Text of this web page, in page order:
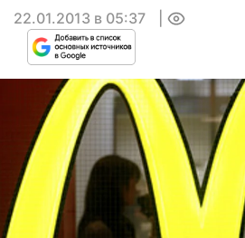
22.01.2013 в 05:37